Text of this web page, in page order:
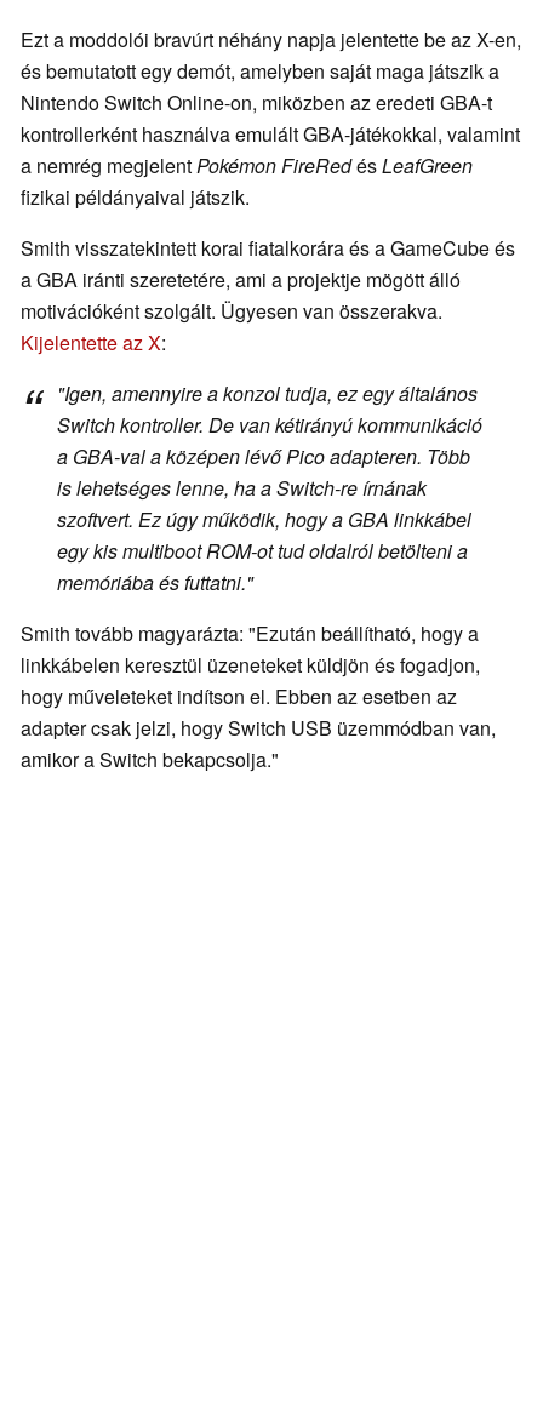
Ezt a moddolói bravúrt néhány napja jelentette be az X-en,
és bemutatott egy demót, amelyben saját maga játszik a
Nintendo Switch Online-on, miközben az eredeti GBA-t
kontrollerként használva emulált GBA-játékokkal, valamint
a nemrég megjelentPokémon FireRedésLeafGreen
fizikai példányaival játszik.
Smith visszatekintett korai fiatalkorára és a GameCube és
a GBA iránti szeretetére, ami a projektje mögött álló
motivációként szolgált. Ügyesen van összerakva.
Kijelentette az X:
"Igen, amennyire a konzol tudja, ez egy általános
Switch kontroller. De van kétirányú kommunikáció
a GBA-val a középen lévő Pico adapteren. Több
is lehetséges lenne, ha a Switch-re írnának
szoftvert. Ez úgy működik, hogy a GBA linkkábel
egy kis multiboot ROM-ot tud oldalról betölteni a
memóriába és futtatni."
Smith tovább magyarázta: "Ezután beállítható, hogy a
linkkábelen keresztül üzeneteket küldjön és fogadjon,
hogy műveleteket indítson el. Ebben az esetben az
adapter csak jelzi, hogy Switch USB üzemmódban van,
amikor a Switch bekapcsolja."